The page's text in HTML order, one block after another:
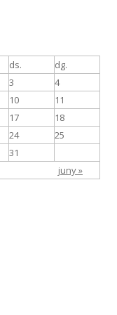
ds. dg.
juny »
3
4
10
11
17
18
24
25
31